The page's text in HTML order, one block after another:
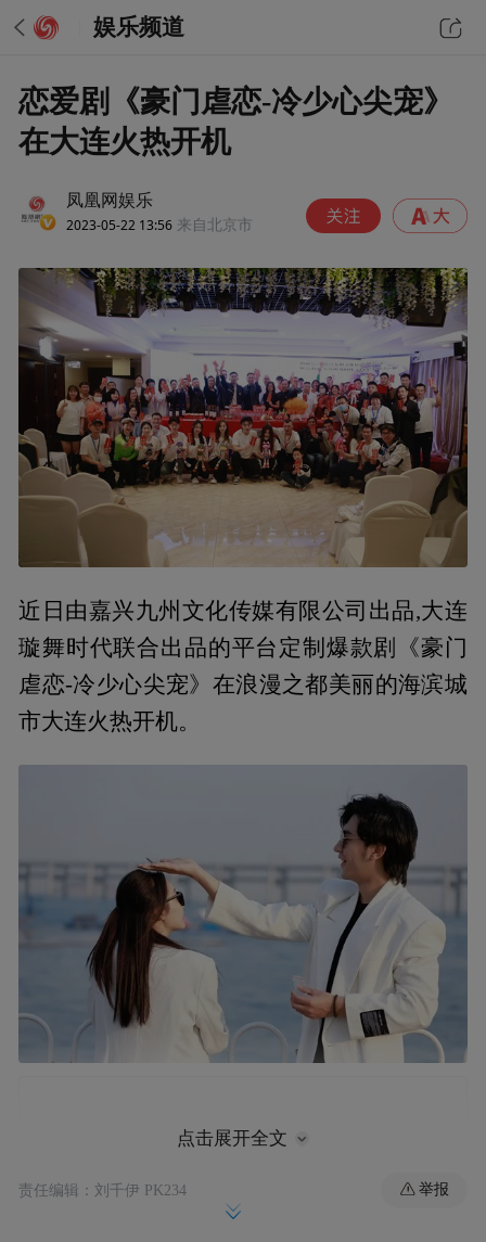
娱乐频道
恋爱剧《豪门虐恋-冷少心尖宠》
在大连火热开机
凤凰网娱乐
2023-05-22 13:56 来自北京市
近日由嘉兴九州文化传媒有限公司出品,大连
璇舞时代联合出品的平台定制爆款剧《豪门
虐恋-冷少心尖宠》在浪漫之都美丽的海滨城
市大连火热开机。
点击展开全文
责任编辑：刘千伊 PK234 举报